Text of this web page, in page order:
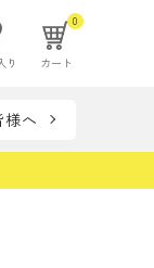
り
0
カート
へ